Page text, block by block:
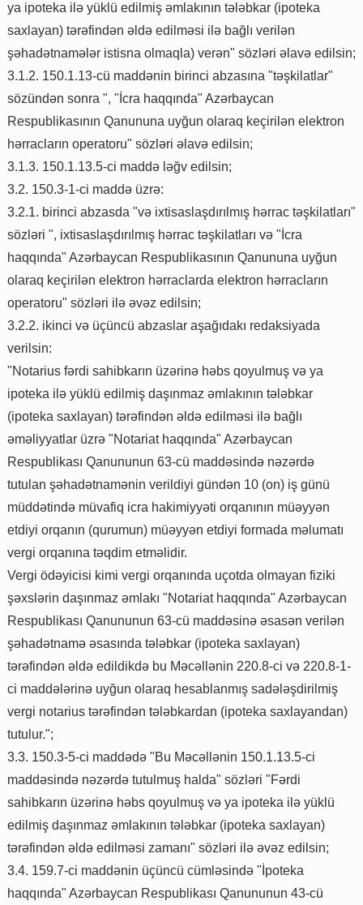
ya ipoteka ilə yüklü edilmiş əmlakının tələbkar (ipoteka
saxlayan) tərəfindən əldə edilməsi ilə bağlı verilən
şəhadətnamələr istisna olmaqla) verən" sözləri əlavə edilsin;
3.1.2. 150.1.13-cü maddənin birinci abzasına "təşkilatlar"
sözündən sonra ", "İcra haqqında" Azərbaycan
Respublikasının Qanununa uyğun olaraq keçirilən elektron
hərracların operatoru" sözləri əlavə edilsin;
3.1.3. 150.1.13.5-ci maddə ləğv edilsin;
3.2. 150.3-1-ci maddə üzrə:
3.2.1. birinci abzasda "və ixtisaslaşdırılmış hərrac təşkilatları"
sözləri ", ixtisaslaşdırılmış hərrac təşkilatları və "İcra
haqqında" Azərbaycan Respublikasının Qanununa uyğun
olaraq keçirilən elektron hərraclarda elektron hərracların
operatoru" sözləri ilə əvəz edilsin;
3.2.2. ikinci və üçüncü abzaslar aşağıdakı redaksiyada
verilsin:
"Notarius fərdi sahibkarın üzərinə həbs qoyulmuş və ya
ipoteka ilə yüklü edilmiş daşınmaz əmlakının tələbkar
(ipoteka saxlayan) tərəfindən əldə edilməsi ilə bağlı
əməliyyatlar üzrə "Notariat haqqında" Azərbaycan
Respublikası Qanununun 63-cü maddəsində nəzərdə
tutulan şəhadətnamənin verildiyi gündən 10 (on) iş günü
müddətində müvafiq icra hakimiyyəti orqanının müəyyən
etdiyi orqanın (qurumun) müəyyən etdiyi formada məlumatı
vergi orqanına təqdim etməlidir.
Vergi ödəyicisi kimi vergi orqanında uçotda olmayan fiziki
şəxslərin daşınmaz əmlakı "Notariat haqqında" Azərbaycan
Respublikası Qanununun 63-cü maddəsinə əsasən verilən
şəhadətnamə əsasında tələbkar (ipoteka saxlayan)
tərəfindən əldə edildikdə bu Məcəllənin 220.8-ci və 220.8-1-
ci maddələrinə uyğun olaraq hesablanmış sadələşdirilmiş
vergi notarius tərəfindən tələbkardan (ipoteka saxlayandan)
tutulur.";
3.3. 150.3-5-ci maddədə "Bu Məcəllənin 150.1.13.5-ci
maddəsində nəzərdə tutulmuş halda" sözləri "Fərdi
sahibkarın üzərinə həbs qoyulmuş və ya ipoteka ilə yüklü
edilmiş daşınmaz əmlakının tələbkar (ipoteka saxlayan)
tərəfindən əldə edilməsi zamanı" sözləri ilə əvəz edilsin;
3.4. 159.7-ci maddənin üçüncü cümləsində "İpoteka
haqqında" Azərbaycan Respublikası Qanununun 43-cü